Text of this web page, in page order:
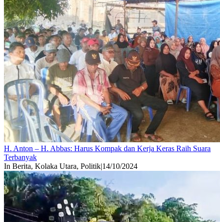
H. Anton – H. Abbas: Harus Kompak dan Kerja Keras Raih Suara
Terbanyak
In Berita, Kolaka Utara, Politik|14/10/2024